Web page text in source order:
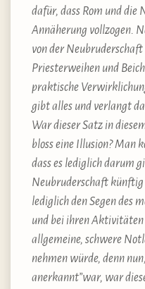
dafür, dass Rom und die
Annäherung vollzogen.
von der Neubruderschaft
Priesterweihen und
praktische
gibt alles und verlangt
War dieser Satz in
bloss eine Illusion? Man
dass es lediglich darum
Neubruderschaft
lediglich den Segen des
und bei ihren
allgemeine, schwere
nehmen würde, denn
anerkannt”war, war